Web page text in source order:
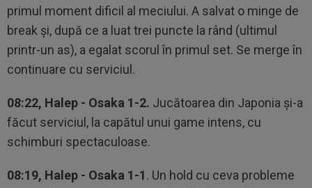
primul moment dificil al meciului. A salvat o minge de
break şi, după ce a luat trei puncte la rând (ultimul
printr-un as), a egalat scorul în primul set. Se merge în
continuare cu serviciul.
08:22, Halep - Osaka 1-2. Jucătoarea din Japonia şi-a
făcut serviciul, la capătul unui game intens, cu
schimburi spectaculoase.
08:19, Halep - Osaka 1-1. Un hold cu ceva probleme